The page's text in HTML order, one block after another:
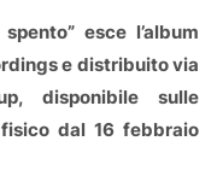
esce l’album
e distribuito via
disponibile sulle
dal 16 febbraio